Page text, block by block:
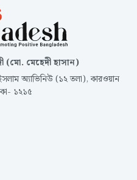
(মো. মেহেদী হাসান)
অ্যাভিনিউ (১২ তলা), কারওয়ান
১২১৫